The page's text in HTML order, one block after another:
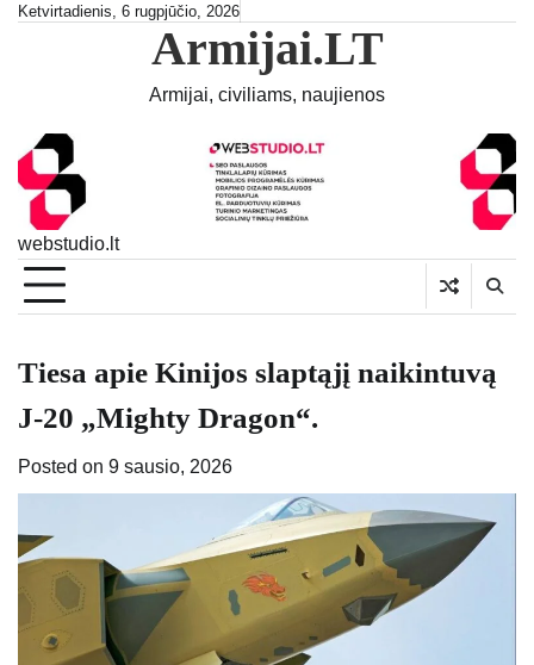
SkipKetvirtadienis, 6 rugpjūčio, 2026
Armijai.LT
Armijai, civiliams, naujienos
webstudio.lt
Tiesa apie Kinijos slaptąjį naikintuvą
J-20 „Mighty Dragon“.
Posted on 9 sausio, 2026